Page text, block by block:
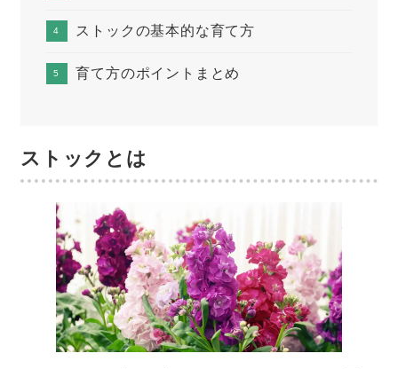
ストックの基本的な育て方
育て方のポイントまとめ
ストックとは